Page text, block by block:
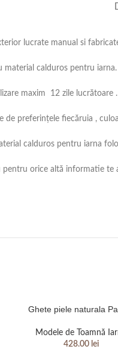
lucrate manual si
calduros pentru
maxim 12 zile lucrătoare .
preferințele fiecăruia ,
calduros pentru iarna
orice altă informatie
Ghete piele naturala
Modele de Toamnă
428.00 lei